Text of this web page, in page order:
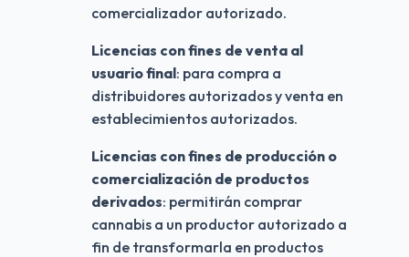
comercializador autorizado.
Licencias con fines de venta al
usuario final: para compra a
distribuidores autorizados y venta en
establecimientos autorizados.
Licencias con fines de producción o
comercialización de productos
derivados: permitirán comprar
cannabis a un productor autorizado a
fin de transformarla en productos